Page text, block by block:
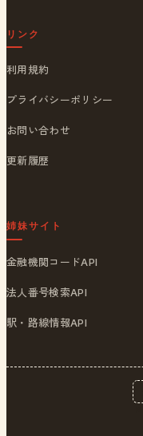
リンク
利用規約
プライバシーポリシー
お問い合わせ
更新履歴
姉妹サイト
金融機関コードAPI
法人番号検索API
駅・路線情報API